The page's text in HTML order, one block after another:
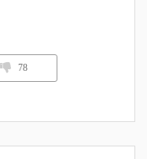
78